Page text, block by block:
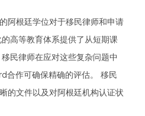
阿根廷学位对于移民律师和申请
高等教育体系提供了从短期课
民律师在应对这些复杂问题中
合作可确保精确的评估。 移民
的文件以及对阿根廷机构认证状